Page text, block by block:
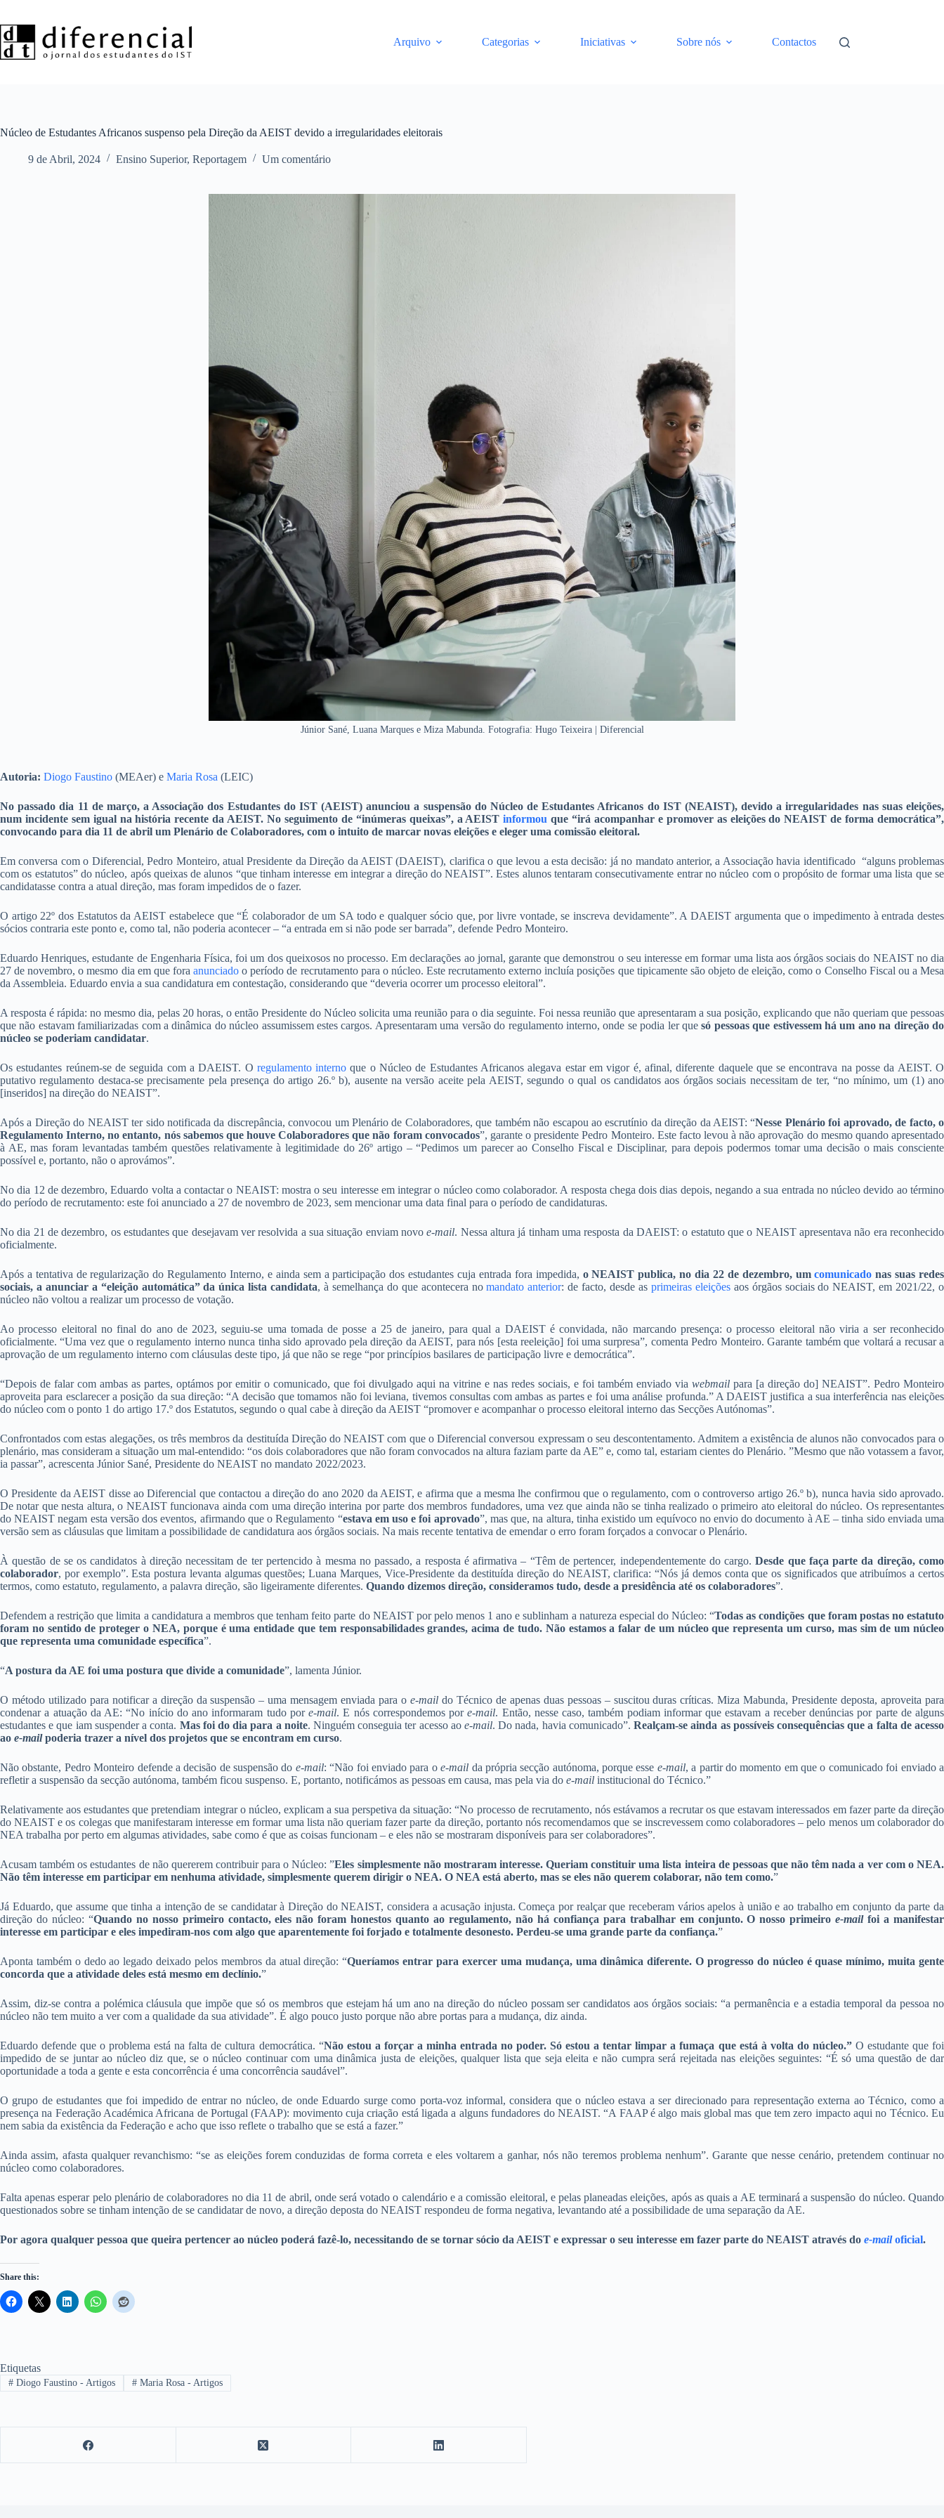
o
conteúdo
Arquivo Categorias Iniciativas Sobre nós Contactos
Núcleo de Estudantes Africanos suspenso pela Direção da AEIST devido a irregularidades eleitorais
9 de Abril, 2024 Ensino Superior, Reportagem Um comentário
Júnior Sané, Luana Marques e Miza Mabunda. Fotografia: Hugo Teixeira | Diferencial
Autoria: Diogo Faustino (MEAer) e Maria Rosa (LEIC)
No passado dia 11 de março, a Associação dos Estudantes do IST (AEIST) anunciou a suspensão do Núcleo de Estudantes Africanos do IST (NEAIST), devido a irregularidades nas suas eleições,
num incidente sem igual na história recente da AEIST. No seguimento de “inúmeras queixas”, a AEISTinformou que “irá acompanhar e promover as eleições do NEAIST de forma democrática”,
convocando para dia 11 de abril um Plenário de Colaboradores, com o intuito de marcar novas eleições e eleger uma comissão eleitoral.
Em conversa com o Diferencial, Pedro Monteiro, atual Presidente da Direção da AEIST (DAEIST), clarifica o que levou a esta decisão: já no mandato anterior, a Associação havia identificado “alguns problemas
com os estatutos” do núcleo, após queixas de alunos “que tinham interesse em integrar a direção do NEAIST”. Estes alunos tentaram consecutivamente entrar no núcleo com o propósito de formar uma lista que se
candidatasse contra a atual direção, mas foram impedidos de o fazer.
O artigo 22º dos Estatutos da AEIST estabelece que “É colaborador de um SA todo e qualquer sócio que, por livre vontade, se inscreva devidamente”. A DAEIST argumenta que o impedimento à entrada destes
sócios contraria este ponto e, como tal, não poderia acontecer – “a entrada em si não pode ser barrada”, defende Pedro Monteiro.
Eduardo Henriques, estudante de Engenharia Física, foi um dos queixosos no processo. Em declarações ao jornal, garante que demonstrou o seu interesse em formar uma lista aos órgãos sociais do NEAIST no dia
27 de novembro, o mesmo dia em que foraanunciado o período de recrutamento para o núcleo. Este recrutamento externo incluía posições que tipicamente são objeto de eleição, como o Conselho Fiscal ou a Mesa
da Assembleia. Eduardo envia a sua candidatura em contestação, considerando que “deveria ocorrer um processo eleitoral”.
A resposta é rápida: no mesmo dia, pelas 20 horas, o então Presidente do Núcleo solicita uma reunião para o dia seguinte. Foi nessa reunião que apresentaram a sua posição, explicando que não queriam que pessoas
que não estavam familiarizadas com a dinâmica do núcleo assumissem estes cargos. Apresentaram uma versão do regulamento interno, onde se podia ler quesó pessoas que estivessem há um ano na direção do
núcleo se poderiam candidatar.
Os estudantes reúnem-se de seguida com a DAEIST. O regulamento interno que o Núcleo de Estudantes Africanos alegava estar em vigor é, afinal, diferente daquele que se encontrava na posse da AEIST. O
putativo regulamento destaca-se precisamente pela presença do artigo 26.º b), ausente na versão aceite pela AEIST, segundo o qual os candidatos aos órgãos sociais necessitam de ter, “no mínimo, um (1) ano
[inseridos] na direção do NEAIST”.
Após a Direção do NEAIST ter sido notificada da discrepância, convocou um Plenário de Colaboradores, que também não escapou ao escrutínio da direção da AEIST: “Nesse Plenário foi aprovado, de facto, o
Regulamento Interno, no entanto, nós sabemos que houve Colaboradores que não foram convocados”, garante o presidente Pedro Monteiro. Este facto levou à não aprovação do mesmo quando apresentado
à AE, mas foram levantadas também questões relativamente à legitimidade do 26º artigo – “Pedimos um parecer ao Conselho Fiscal e Disciplinar, para depois podermos tomar uma decisão o mais consciente
possível e, portanto, não o aprovámos”.
No dia 12 de dezembro, Eduardo volta a contactar o NEAIST: mostra o seu interesse em integrar o núcleo como colaborador. A resposta chega dois dias depois, negando a sua entrada no núcleo devido ao término
do período de recrutamento: este foi anunciado a 27 de novembro de 2023, sem mencionar uma data final para o período de candidaturas.
No dia 21 de dezembro, os estudantes que desejavam ver resolvida a sua situação enviam novoe-mail. Nessa altura já tinham uma resposta da DAEIST: o estatuto que o NEAIST apresentava não era reconhecido
oficialmente.
Após a tentativa de regularização do Regulamento Interno, e ainda sem a participação dos estudantes cuja entrada fora impedida, o NEAIST publica, no dia 22 de dezembro, umcomunicado nas suas redes
sociais, a anunciar a “eleição automática” da única lista candidata, à semelhança do que acontecera nomandato anterior: de facto, desde as primeiras eleiçõesaos órgãos sociais do NEAIST, em 2021/22, o
núcleo não voltou a realizar um processo de votação.
Ao processo eleitoral no final do ano de 2023, seguiu-se uma tomada de posse a 25 de janeiro, para qual a DAEIST é convidada, não marcando presença: o processo eleitoral não viria a ser reconhecido
oficialmente. “Uma vez que o regulamento interno nunca tinha sido aprovado pela direção da AEIST, para nós [esta reeleição] foi uma surpresa”, comenta Pedro Monteiro. Garante também que voltará a recusar a
aprovação de um regulamento interno com cláusulas deste tipo, já que não se rege “por princípios basilares de participação livre e democrática”.
“Depois de falar com ambas as partes, optámos por emitir o comunicado, que foi divulgado aqui na vitrine e nas redes sociais, e foi também enviado via webmail para [a direção do] NEAIST”. Pedro Monteiro
aproveita para esclarecer a posição da sua direção: “A decisão que tomamos não foi leviana, tivemos consultas com ambas as partes e foi uma análise profunda.” A DAEIST justifica a sua interferência nas eleições
do núcleo com o ponto 1 do artigo 17.º dos Estatutos, segundo o qual cabe à direção da AEIST “promover e acompanhar o processo eleitoral interno das Secções Autónomas”.
Confrontados com estas alegações, os três membros da destituída Direção do NEAIST com que o Diferencial conversou expressam o seu descontentamento. Admitem a existência de alunos não convocados para o
plenário, mas consideram a situação um mal-entendido: “os dois colaboradores que não foram convocados na altura faziam parte da AE” e, como tal, estariam cientes do Plenário. ”Mesmo que não votassem a favor,
ia passar”, acrescenta Júnior Sané, Presidente do NEAIST no mandato 2022/2023.
O Presidente da AEIST disse ao Diferencial que contactou a direção do ano 2020 da AEIST, e afirma que a mesma lhe confirmou que o regulamento, com o controverso artigo 26.º b), nunca havia sido aprovado.
De notar que nesta altura, o NEAIST funcionava ainda com uma direção interina por parte dos membros fundadores, uma vez que ainda não se tinha realizado o primeiro ato eleitoral do núcleo. Os representantes
do NEAIST negam esta versão dos eventos, afirmando que o Regulamento “estava em uso e foi aprovado”, mas que, na altura, tinha existido um equívoco no envio do documento à AE – tinha sido enviada uma
versão sem as cláusulas que limitam a possibilidade de candidatura aos órgãos sociais. Na mais recente tentativa de emendar o erro foram forçados a convocar o Plenário.
À questão de se os candidatos à direção necessitam de ter pertencido à mesma no passado, a resposta é afirmativa – “Têm de pertencer, independentemente do cargo.Desde que faça parte da direção, como
colaborador, por exemplo”. Esta postura levanta algumas questões; Luana Marques, Vice-Presidente da destituída direção do NEAIST, clarifica: “Nós já demos conta que os significados que atribuímos a certos
termos, como estatuto, regulamento, a palavra direção, são ligeiramente diferentes. Quando dizemos direção, consideramos tudo, desde a presidência até os colaboradores”.
Defendem a restrição que limita a candidatura a membros que tenham feito parte do NEAIST por pelo menos 1 ano e sublinham a natureza especial do Núcleo: “Todas as condições que foram postas no estatuto
foram no sentido de proteger o NEA, porque é uma entidade que tem responsabilidades grandes, acima de tudo. Não estamos a falar de um núcleo que representa um curso, mas sim de um núcleo
que representa uma comunidade específica”.
“A postura da AE foi uma postura que divide a comunidade”, lamenta Júnior.
O método utilizado para notificar a direção da suspensão – uma mensagem enviada para oe-mail do Técnico de apenas duas pessoas – suscitou duras críticas. Miza Mabunda, Presidente deposta, aproveita para
condenar a atuação da AE: “No início do ano informaram tudo por e-mail. E nós correspondemos pore-mail. Então, nesse caso, também podiam informar que estavam a receber denúncias por parte de alguns
estudantes e que iam suspender a conta. Mas foi do dia para a noite. Ninguém conseguia ter acesso aoe-mail. Do nada, havia comunicado”.Realçam-se ainda as possíveis consequências que a falta de acesso
ao e-mailpoderia trazer a nível dos projetos que se encontram em curso.
Não obstante, Pedro Monteiro defende a decisão de suspensão do e-mail: “Não foi enviado para oe-mail da própria secção autónoma, porque esse e-mail, a partir do momento em que o comunicado foi enviado a
refletir a suspensão da secção autónoma, também ficou suspenso. E, portanto, notificámos as pessoas em causa, mas pela via do e-mail institucional do Técnico.”
Relativamente aos estudantes que pretendiam integrar o núcleo, explicam a sua perspetiva da situação: “No processo de recrutamento, nós estávamos a recrutar os que estavam interessados em fazer parte da direção
do NEAIST e os colegas que manifestaram interesse em formar uma lista não queriam fazer parte da direção, portanto nós recomendamos que se inscrevessem como colaboradores – pelo menos um colaborador do
NEA trabalha por perto em algumas atividades, sabe como é que as coisas funcionam – e eles não se mostraram disponíveis para ser colaboradores”.
Acusam também os estudantes de não quererem contribuir para o Núcleo: ”Eles simplesmente não mostraram interesse. Queriam constituir uma lista inteira de pessoas que não têm nada a ver com o NEA.
Não têm interesse em participar em nenhuma atividade, simplesmente querem dirigir o NEA. O NEA está aberto, mas se eles não querem colaborar, não tem como.”
Já Eduardo, que assume que tinha a intenção de se candidatar à Direção do NEAIST, considera a acusação injusta. Começa por realçar que receberam vários apelos à união e ao trabalho em conjunto da parte da
direção do núcleo: “Quando no nosso primeiro contacto, eles não foram honestos quanto ao regulamento, não há confiança para trabalhar em conjunto. O nosso primeiroe-mailfoi a manifestar
interesse em participar e eles impediram-nos com algo que aparentemente foi forjado e totalmente desonesto. Perdeu-se uma grande parte da confiança.”
Aponta também o dedo ao legado deixado pelos membros da atual direção: “Queríamos entrar para exercer uma mudança, uma dinâmica diferente. O progresso do núcleo é quase mínimo, muita gente
concorda que a atividade deles está mesmo em declínio.”
Assim, diz-se contra a polémica cláusula que impõe que só os membros que estejam há um ano na direção do núcleo possam ser candidatos aos órgãos sociais: “a permanência e a estadia temporal da pessoa no
núcleo não tem muito a ver com a qualidade da sua atividade”. É algo pouco justo porque não abre portas para a mudança, diz ainda.
Eduardo defende que o problema está na falta de cultura democrática. “Não estou a forçar a minha entrada no poder. Só estou a tentar limpar a fumaça que está à volta do núcleo.” O estudante que foi
impedido de se juntar ao núcleo diz que, se o núcleo continuar com uma dinâmica justa de eleições, qualquer lista que seja eleita e não cumpra será rejeitada nas eleições seguintes: “É só uma questão de dar
oportunidade a toda a gente e esta concorrência é uma concorrência saudável”.
O grupo de estudantes que foi impedido de entrar no núcleo, de onde Eduardo surge como porta-voz informal, considera que o núcleo estava a ser direcionado para representação externa ao Técnico, como a
presença na Federação Académica Africana de Portugal (FAAP): movimento cuja criação está ligada a alguns fundadores do NEAIST. “A FAAP é algo mais global mas que tem zero impacto aqui no Técnico. Eu
nem sabia da existência da Federação e acho que isso reflete o trabalho que se está a fazer.”
Ainda assim, afasta qualquer revanchismo: “se as eleições forem conduzidas de forma correta e eles voltarem a ganhar, nós não teremos problema nenhum”. Garante que nesse cenário, pretendem continuar no
núcleo como colaboradores.
Falta apenas esperar pelo plenário de colaboradores no dia 11 de abril, onde será votado o calendário e a comissão eleitoral, e pelas planeadas eleições, após as quais a AE terminará a suspensão do núcleo. Quando
questionados sobre se tinham intenção de se candidatar de novo, a direção deposta do NEAIST respondeu de forma negativa, levantando até a possibilidade de uma separação da AE.
Por agora qualquer pessoa que queira pertencer ao núcleo poderá fazê-lo, necessitando de se tornar sócio da AEIST e expressar o seu interesse em fazer parte do NEAIST através do e-mailoficial.
Share this:
Etiquetas
#Diogo Faustino - Artigos #Maria Rosa - Artigos